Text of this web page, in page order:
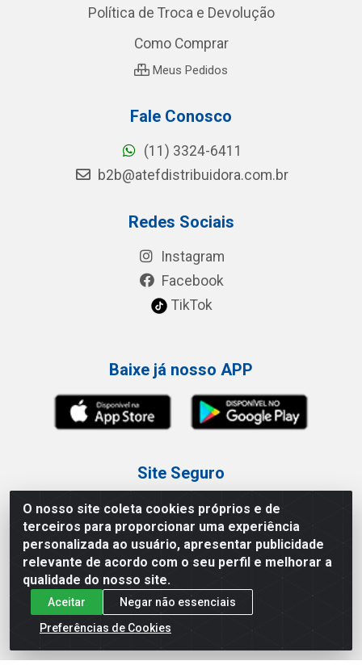
O nosso site coleta cookies próprios e de
terceiros para proporcionar uma experiência
personalizada ao usuário, apresentar publicidade
relevante de acordo com o seu perfil e melhorar a
qualidade do nosso site.
Aceitar
Negar não essenciais
Preferências de Cookies
Política de Troca e Devolução
Como Comprar
Meus Pedidos
Fale Conosco
(11) 3324-6411
b2b@atefdistribuidora.com.br
Redes Sociais
Instagram
Facebook
TikTok
Baixe já nosso APP
Site Seguro
Loja / Showroom
Tel.: (11) 3227-0546
Av Vautier, 587/597 - Pari - São Paulo/SP